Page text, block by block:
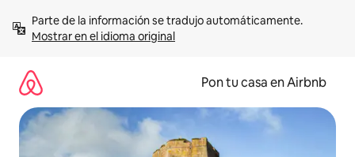
contenidoMostrar en el idioma original
Pon tu casa en Airbnb